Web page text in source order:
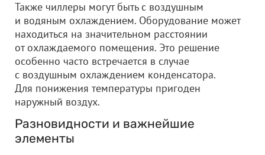
Также чиллеры могут быть с воздушным
и водяным охлаждением. Оборудование может
находиться на значительном расстоянии
от охлаждаемого помещения. Это решение
особенно часто встречается в случае
с воздушным охлаждением конденсатора.
Для понижения температуры пригоден
наружный воздух.
Разновидности и важнейшие
элементы